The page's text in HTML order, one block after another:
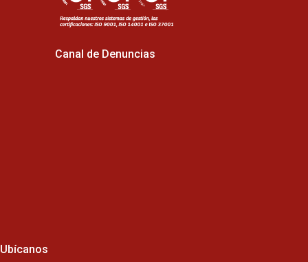
Canal de Denuncias
Ubícanos